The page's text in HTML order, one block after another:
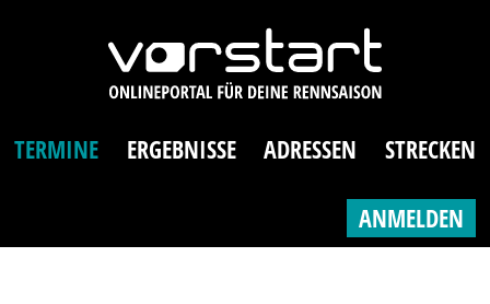
TERMINE ERGEBNISSE ADRESSEN STRECKEN
ANMELDEN